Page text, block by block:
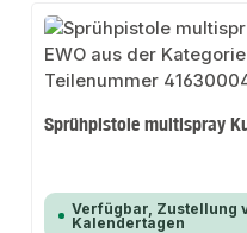
Sprühpistole multispray
Verfügbar, Zustellung
Kalendertagen